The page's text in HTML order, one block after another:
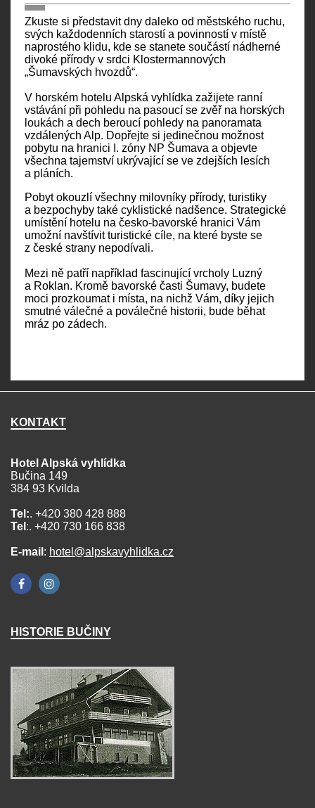
Zkuste si představit dny daleko od městského ruchu,
svých každodenních starostí a povinností v místě
naprostého klidu, kde se stanete součástí nádherné
divoké přírody v srdci Klostermannových
„Šumavských hvozdů“.
V horském hotelu Alpská vyhlídka zažijete ranní
vstávání při pohledu na pasoucí se zvěř na horských
loukách a dech beroucí pohledy na panoramata
vzdálených Alp. Dopřejte si jedinečnou možnost
pobytu na hranici I. zóny NP Šumava a objevte
všechna tajemství ukrývající se ve zdejších lesích
a pláních.
Pobyt okouzlí všechny milovníky přírody, turistiky
a bezpochyby také cyklistické nadšence. Strategické
umístění hotelu na česko-bavorské hranici Vám
umožní navštívit turistické cíle, na které byste se
z české strany nepodívali.
Mezi ně patří například fascinující vrcholy Luzný
a Roklan. Kromě bavorské časti Šumavy, budete
moci prozkoumat i místa, na nichž Vám, díky jejich
smutné válečné a poválečné historii, bude běhat
mráz po zádech.
KONTAKT
Hotel Alpská vyhlídka
Bučina 149
384 93 Kvilda
Tel:. +420 380 428 888
Tel :. +420 730 166 838
E-mail : hotel@alpskavyhlidka.cz
HISTORIE BUČINY